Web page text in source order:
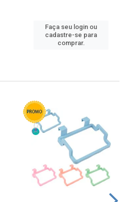
Faça seu login ou
cadastre-se para
comprar.